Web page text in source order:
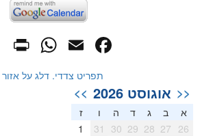
Email
תפריט צדדי. דלג על אזור
<< אוגוסט 2026 >>
א ב ג ד ה
ז
26
27
28
29
30
31